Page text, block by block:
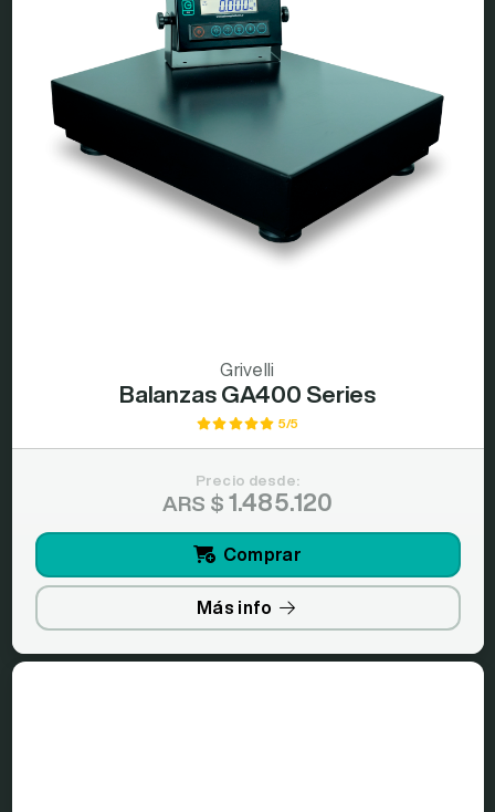
Grivelli
Balanzas GA400 Series
5/5
Precio desde:
ARS $ 1.485.120
Comprar
Más info